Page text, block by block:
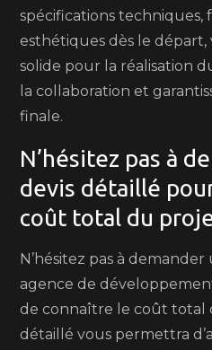
spécifications techniques,
esthétiques dès le
solide pour la réalisation
la collaboration et
finale.
N’hésitez pas à
devis détaillé
coût total du
N’hésitez pas à
agence de
de connaître le coût total
détaillé vous permettra